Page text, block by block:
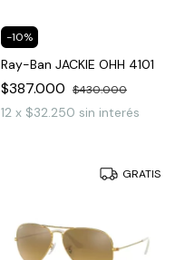
-10%
Ray-Ban JACKIE OHH 4101
$387.000 $430.000
12 x $32.250 sin interés
GRATIS